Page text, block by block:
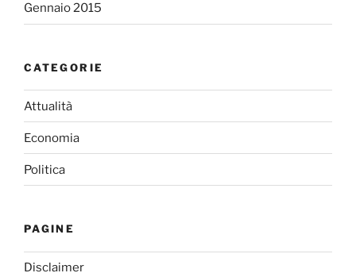
Gennaio 2015
CATEGORIE
Attualità
Economia
Politica
PAGINE
Disclaimer